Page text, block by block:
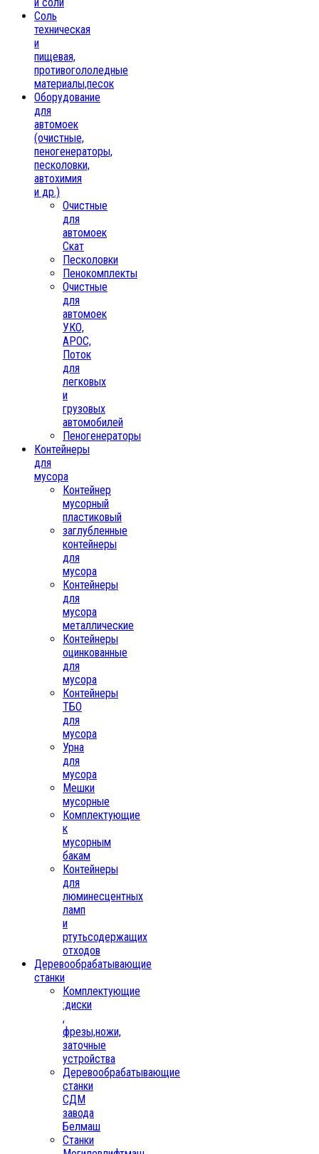
Соль
техническая
и
пищевая,
противогололедные
материалы,песок
Oборудование
для
автомоек
(очистные,
пеногенераторы,
песколовки,
автохимия
и др.)
Очистные
для
автомоек
Скат
Песколовки
Пенокомплекты
Очистные
для
автомоек
УКО,
АРОС,
Поток
для
легковых
и
грузовых
автомобилей
Пеногенераторы
Контейнеры
для
мусора
Контейнер
мусорный
пластиковый
заглубленные
контейнеры
для
мусора
Контейнеры
для
мусора
металлические
Контейнеры
оцинкованные
для
мусора
Контейнеры
ТБО
для
мусора
Урна
для
мусора
Мешки
мусорные
Комплектующие
к
мусорным
бакам
Контейнеры
для
люминесцентных
ламп
и
ртутьсодержащих
отходов
Деревообрабатывающие
станки
Комплектующие
:диски
,
фрезы,ножи,
заточные
устройства
Деревообрабатывающие
станки
СДМ
завода
Белмаш
Станки